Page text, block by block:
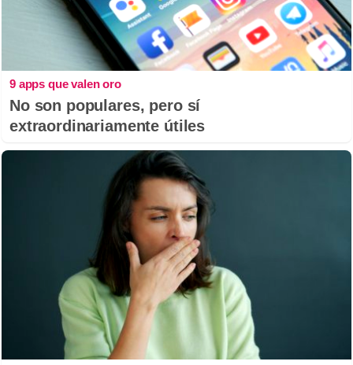
9 apps que valen oro
No son populares, pero sí
extraordinariamente útiles